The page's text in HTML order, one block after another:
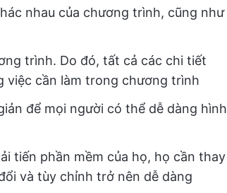
nhau của chương trình, cũng như
trình. Do đó, tất cả các chi tiết
việc cần làm trong chương trình
để mọi người có thể dễ dàng hình
tiến phần mềm của họ, họ cần thay
và tùy chỉnh trở nên dễ dàng